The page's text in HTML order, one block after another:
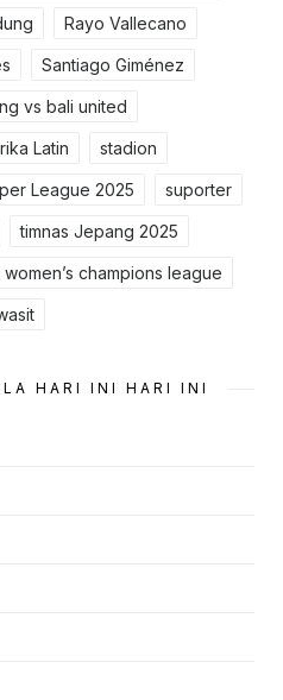
Rayo Vallecano
Santiago Giménez
vs bali united
Latin stadion
League 2025 suporter
timnas Jepang 2025
champions league
HARI INI HARI INI